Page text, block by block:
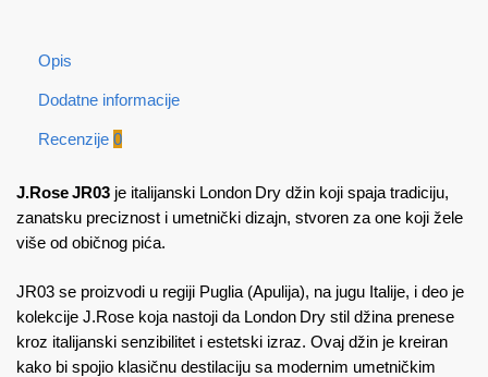
Opis
Dodatne informacije
Recenzije 0
J.Rose JR03 je italijanski London Dry džin koji spaja tradiciju,
zanatsku preciznost i umetnički dizajn, stvoren za one koji žele
više od običnog pića.
JR03 se proizvodi u regiji Puglia (Apulija), na jugu Italije, i deo je
kolekcije J.Rose koja nastoji da London Dry stil džina prenese
kroz italijanski senzibilitet i estetski izraz. Ovaj džin je kreiran
kako bi spojio klasičnu destilaciju sa modernim umetničkim